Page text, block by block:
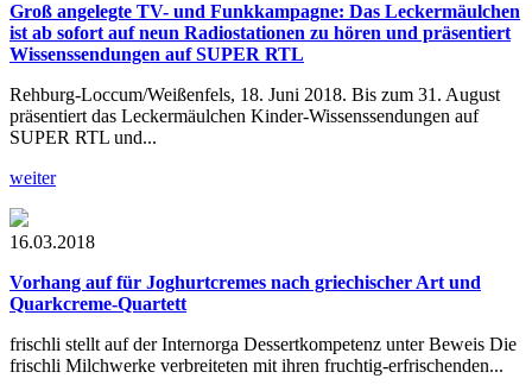
Groß angelegte TV- und Funkkampagne: Das Leckermäulchen
ist ab sofort auf neun Radiostationen zu hören und präsentiert
Wissenssendungen auf SUPER RTL
Rehburg-Loccum/Weißenfels, 18. Juni 2018. Bis zum 31. August
präsentiert das Leckermäulchen Kinder-Wissenssendungen auf
SUPER RTL und...
weiter
16.03.2018
Vorhang auf für Joghurtcremes nach griechischer Art und
Quarkcreme-Quartett
frischli stellt auf der Internorga Dessertkompetenz unter Beweis Die
frischli Milchwerke verbreiteten mit ihren fruchtig-erfrischenden...